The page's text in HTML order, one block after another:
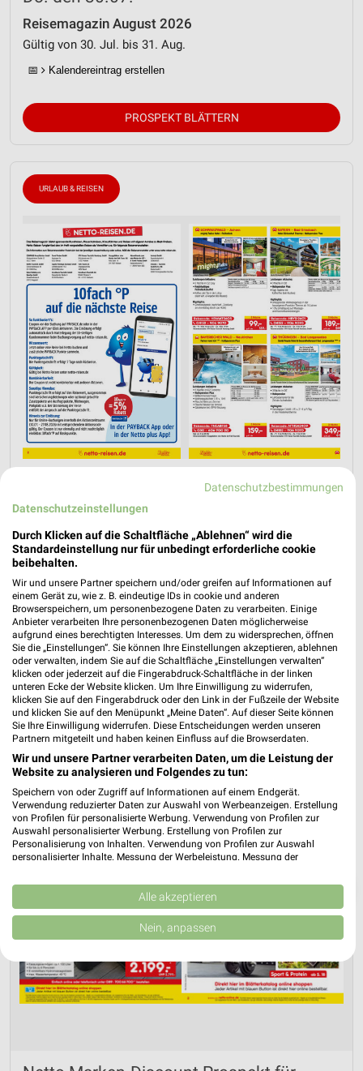
Reisemagazin August 2026
Gültig von 30. Jul. bis 31. Aug.
📅 Kalendereintrag erstellen
PROSPEKT BLÄTTERN
URLAUB & REISEN
Nächste Filiale
Netto Marken-Discount Neukirchen bei
Sulzbach-Rosenb
Etzelwanger Str. 25
92259 Neukirchen bei Sulzbach-Rosenb
Heute 07:00 - 20:00 Uhr | Geschlossen
355,52 km • Angebote: 4 Prospekte
❯
Datenschutzbestimmungen
Datenschutzeinstellungen
Durch Klicken auf die Schaltfläche „Ablehnen“ wird die
Standardeinstellung nur für unbedingt erforderliche cookie
beibehalten.
Wir und unsere Partner speichern und/oder greifen auf Informationen auf
einem Gerät zu, wie z. B. eindeutige IDs in cookie und anderen
Browserspeichern, um personenbezogene Daten zu verarbeiten. Einige
Anbieter verarbeiten Ihre personenbezogenen Daten möglicherweise
aufgrund eines berechtigten Interesses. Um dem zu widersprechen, öffnen
Sie die „Einstellungen“. Sie können Ihre Einstellungen akzeptieren, ablehnen
oder verwalten, indem Sie auf die Schaltfläche „Einstellungen verwalten“
klicken oder jederzeit auf die Fingerabdruck-Schaltfläche in der linken
unteren Ecke der Website klicken. Um Ihre Einwilligung zu widerrufen,
klicken Sie auf den Fingerabdruck oder den Link in der Fußzeile der Website
und klicken Sie auf den Menüpunkt „Meine Daten“. Auf dieser Seite können
Sie Ihre Einwilligung widerrufen. Diese Entscheidungen werden unseren
Partnern mitgeteilt und haben keinen Einfluss auf die Browserdaten.
Wir und unsere Partner verarbeiten Daten, um die Leistung der
Website zu analysieren und Folgendes zu tun:
Speichern von oder Zugriff auf Informationen auf einem Endgerät.
Verwendung reduzierter Daten zur Auswahl von Werbeanzeigen. Erstellung
von Profilen für personalisierte Werbung. Verwendung von Profilen zur
Auswahl personalisierter Werbung. Erstellung von Profilen zur
Personalisierung von Inhalten. Verwendung von Profilen zur Auswahl
personalisierter Inhalte. Messung der Werbeleistung. Messung der
Kombinationen von Daten aus verschiedenen Quellen. Entwicklung und
Verbesserung der Angebote. Verwendung reduzierter Daten zur Auswahl
von Inhalten.
Daten können außerhalb der Europäischen Union weitergegeben und in die
USA gesendet werden.
Website/App.
Partnerliste anzeigen (1 IAB-Anbieter)
auf einem Endgerät
Alle akzeptieren
Nein, anpassen